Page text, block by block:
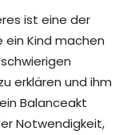
ist eine der
Kind machen
erklären und ihm
Balanceakt
Notwendigkeit,